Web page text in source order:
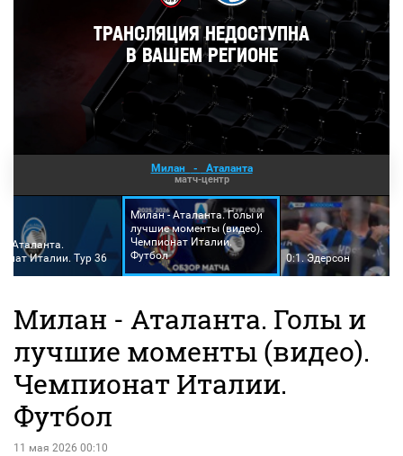
Милан - Аталанта
матч-центр
- Аталанта.
Италии. Тур 36
Милан - Аталанта. Голы и
лучшие моменты (видео).
Чемпионат Италии.
Футбол
0:1. Эдерсон
Милан - Аталанта. Голы и
лучшие моменты (видео).
Чемпионат Италии.
Футбол
11 мая 2026 00:10